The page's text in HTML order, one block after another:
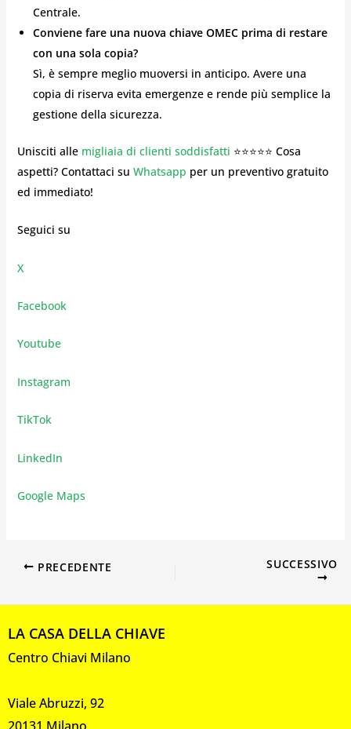
Centrale.
Conviene fare una nuova chiave OMEC prima di restare
con una sola copia?
Sì, è sempre meglio muoversi in anticipo. Avere una
copia di riserva evita emergenze e rende più semplice la
gestione della sicurezza.
Unisciti alle migliaia di clienti soddisfatti ⭐⭐⭐⭐⭐ Cosa
aspetti? Contattaci su Whatsapp per un preventivo gratuito
ed immediato!
Seguici su
X
Facebook
Youtube
Instagram
TikTok
LinkedIn
Google Maps
PRECEDENTE SUCCESSIVO
LA CASA DELLA CHIAVE
Centro Chiavi Milano
Viale Abruzzi, 92